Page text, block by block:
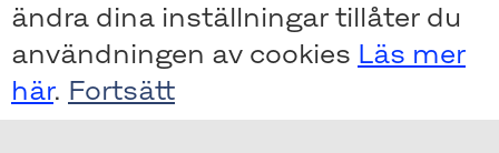
ändra dina inställningar tillåter du
användningen av cookies Läs mer
här.